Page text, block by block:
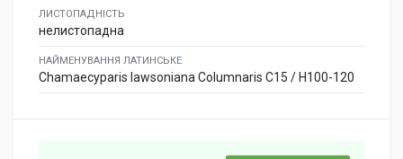
ЛИСТОПАДНІСТЬ
нелистопадна
НАЙМЕНУВАННЯ ЛАТИНСЬКЕ
Chamaecyparis lawsoniana Columnaris C15 / H100-120